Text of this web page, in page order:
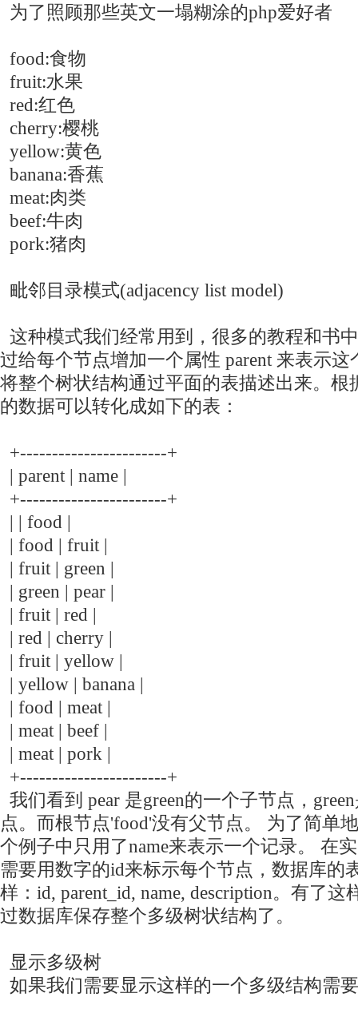
为了照顾那些英文一塌糊涂的php爱好者
food:食物
fruit:水果
red:红色
cherry:樱桃
yellow:黄色
banana:香蕉
meat:肉类
beef:牛肉
pork:猪肉
毗邻目录模式(adjacency list model)
这种模式我们经常用到，很多的教程和书
过给每个节点增加一个属性 parent 来表示
将整个树状结构通过平面的表描述出来。根
的数据可以转化成如下的表：
+-----------------------+
| parent | name |
+-----------------------+
| | food |
| food | fruit |
| fruit | green |
| green | pear |
| fruit | red |
| red | cherry |
| fruit | yellow |
| yellow | banana |
| food | meat |
| meat | beef |
| meat | pork |
+-----------------------+
我们看到 pear 是green的一个子节点，
点。而根节点'food'没有父节点。 为了简单
个例子中只用了name来表示一个记录。 在
需要用数字的id来标示每个节点，数据库的
样：id, parent_id, name, description。有了
过数据库保存整个多级树状结构了。
显示多级树
如果我们需要显示这样的一个多级结构需